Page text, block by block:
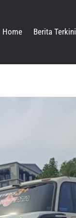
Home Berita Terkini